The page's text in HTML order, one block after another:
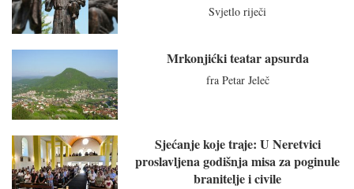
Svjetlo riječi
Mrkonjićki teatar apsurda
fra Petar Jeleč
Sjećanje koje traje: U Neretvici
proslavljena godišnja misa za poginule
branitelje i civile